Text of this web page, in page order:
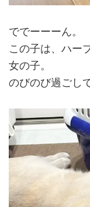
ででーーーん。
この子は、ハー
女の子。
のびのび過ごし